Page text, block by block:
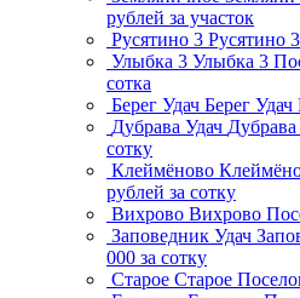
рублей за участок
Русятино 3 Русятино 3
Улыбка 3 Улыбка 3
сотка
Берег Удач Берег Удач
Дубрава Удач Дубрава
сотку
Клеймёново
рублей за сотку
Вихрово Вихрово
Заповедник Удач
000 за сотку
Старое Старое